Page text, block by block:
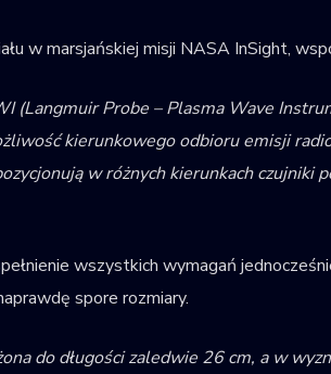
w marsjańskiej misji NASA InSight,
(Langmuir Probe – Plasma Wave
kierunkowego odbioru emisji
w różnych kierunkach czujniki
wszystkich wymagań
spore rozmiary.
do długości zaledwie 26 cm, a w